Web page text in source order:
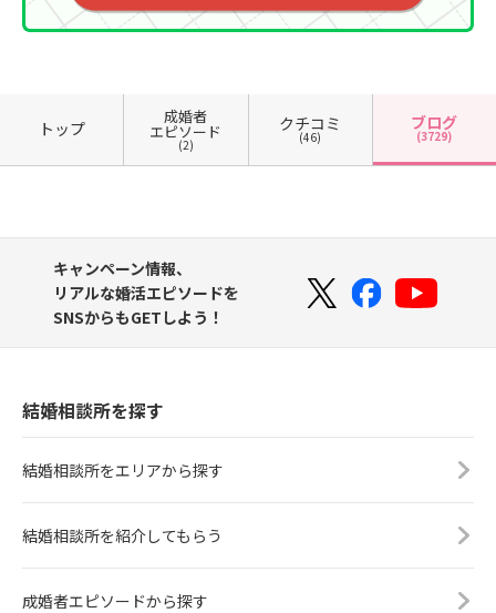
トップ
成婚者
エピソード
(2)
クチコミ
(46)
ブログ
(3729)
キャンペーン情報、
リアルな婚活エピソードを
SNSからもGETしよう！
結婚相談所を探す
結婚相談所をエリアから探す
結婚相談所を紹介してもらう
成婚者エピソードから探す